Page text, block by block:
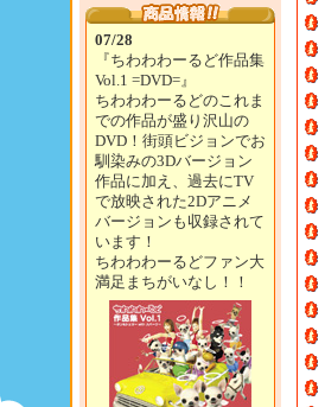
07/28
『ちわわわーるど作品集
Vol.1 =DVD=』
ちわわわーるどのこれま
での作品が盛り沢山の
DVD！街頭ビジョンでお
馴染みの3Dバージョン
作品に加え、過去にTV
で放映された2Dアニメ
バージョンも収録されて
います！
ちわわわーるどファン大
満足まちがいなし！！